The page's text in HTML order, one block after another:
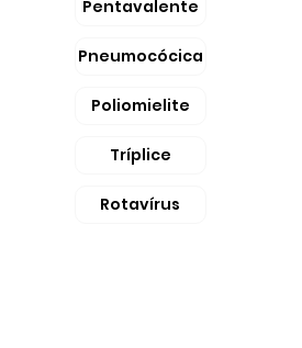
Pentavalente
Pneumocócica
Poliomielite
Tríplice
Rotavírus